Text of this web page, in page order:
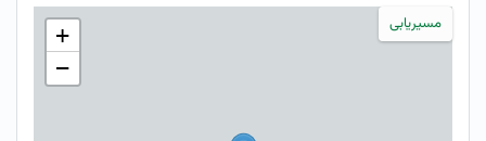
مسیریابی
+
−